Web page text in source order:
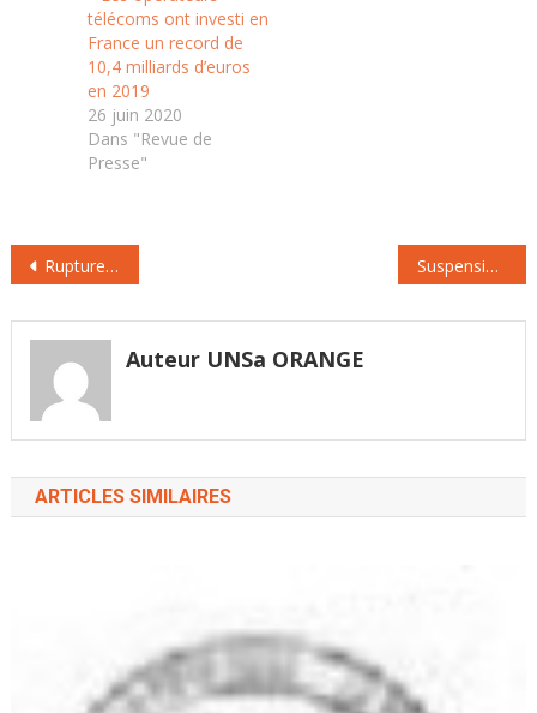
que constate la
Médiation des…
télécoms ont investi en
France un record de
10,4 milliards d’euros
en 2019
26 juin 2020
Dans "Revue de
Presse"
Navigation
de
l’article
Rupture conventionnelle : les fonctionnaires la plébiscitent Suspension du Jour de Carence, enfin !
Auteur UNSa ORANGE
ARTICLES SIMILAIRES